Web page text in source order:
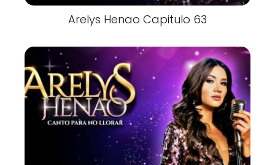
Arelys Henao Capitulo 63